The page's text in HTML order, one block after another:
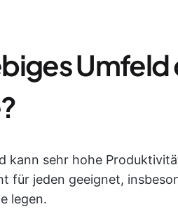
Umfeld
kann sehr hohe
für jeden geeignet,
legen.